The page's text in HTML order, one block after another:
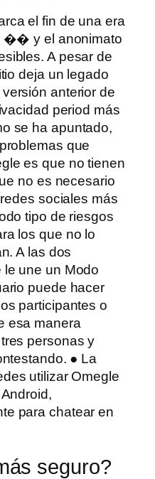
el fin de una era
�� y el anonimato
A pesar de
deja un legado
anterior de
period más
se ha apuntado,
que
es que no tienen
no es necesario
sociales más
tipo de riesgos
los que no lo
A las dos
une un Modo
puede hacer
participantes o
esa manera
personas y
● La
utilizar Omegle
para chatear en
seguro?